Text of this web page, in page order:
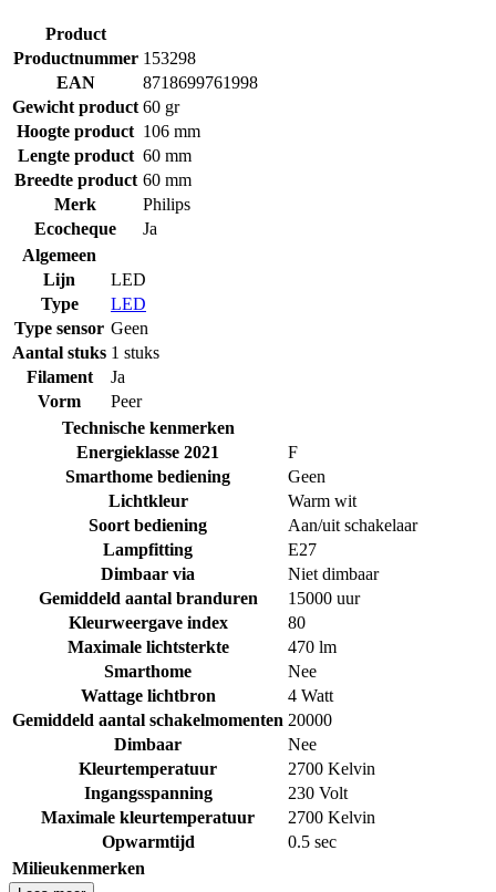
Product
Productnummer 153298
EAN
8718699761998
Gewicht product 60 gr
Hoogte product 106 mm
Lengte product 60 mm
Breedte product 60 mm
Merk
Philips
Ecocheque
Ja
Algemeen
Lijn
LED
Type
LED
Type sensor Geen
Aantal stuks 1 stuks
Filament
Ja
Vorm
Peer
Technische kenmerken
Energieklasse 2021
F
Smarthome bediening
Geen
Lichtkleur
Warm wit
Soort bediening
Aan/uit schakelaar
Lampfitting
E27
Dimbaar via
Niet dimbaar
Gemiddeld aantal branduren
15000 uur
Kleurweergave index
80
Maximale lichtsterkte
470 lm
Smarthome
Nee
Wattage lichtbron
4 Watt
Gemiddeld aantal schakelmomenten 20000
Dimbaar
Nee
Kleurtemperatuur
2700 Kelvin
Ingangsspanning
230 Volt
Maximale kleurtemperatuur
2700 Kelvin
Opwarmtijd
0.5 sec
Milieukenmerken